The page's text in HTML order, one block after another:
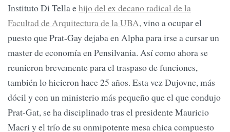
Instituto Di Tella ehijo del ex decano radical de la
Facultad de Arquitectura de la UBA, vino a ocupar el
puesto que Prat-Gay dejaba en Alpha para irse a cursar un
master de economía en Pensilvania. Así como ahora se
reunieron brevemente para el traspaso de funciones,
también lo hicieron hace 25 años. Esta vez Dujovne, más
dócil y con un ministerio más pequeño que el que condujo
Prat-Gat, se ha disciplinado tras el presidente Mauricio
Macri y el trío de su onmipotente mesa chica compuesto